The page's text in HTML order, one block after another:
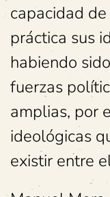
capacidad
práctica sus
habiendo
fuerzas
amplias, por
ideológicas
existir entre